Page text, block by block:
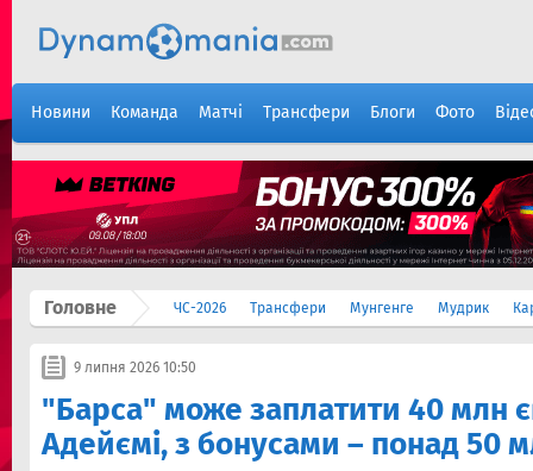
Новини Команда Матчі Трансфери Блоги Фото
Головне ЧС-2026 Трансфери Мунгенге Мудрик
9 липня 2026 10:50
"Барса" може заплатити 40 млн
Адейємі, з бонусами – понад 50